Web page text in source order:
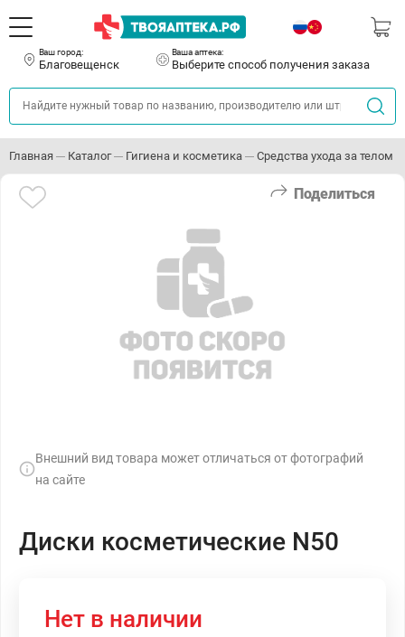
Ваш город:
Благовещенск
Ваша аптека:
Выберите способ получения заказа
Главная Каталог Гигиена и косметика Средства ухода за телом
Поделиться
Внешний вид товара может отличаться от фотографий
на сайте
Диски косметические N50
Нет в наличии